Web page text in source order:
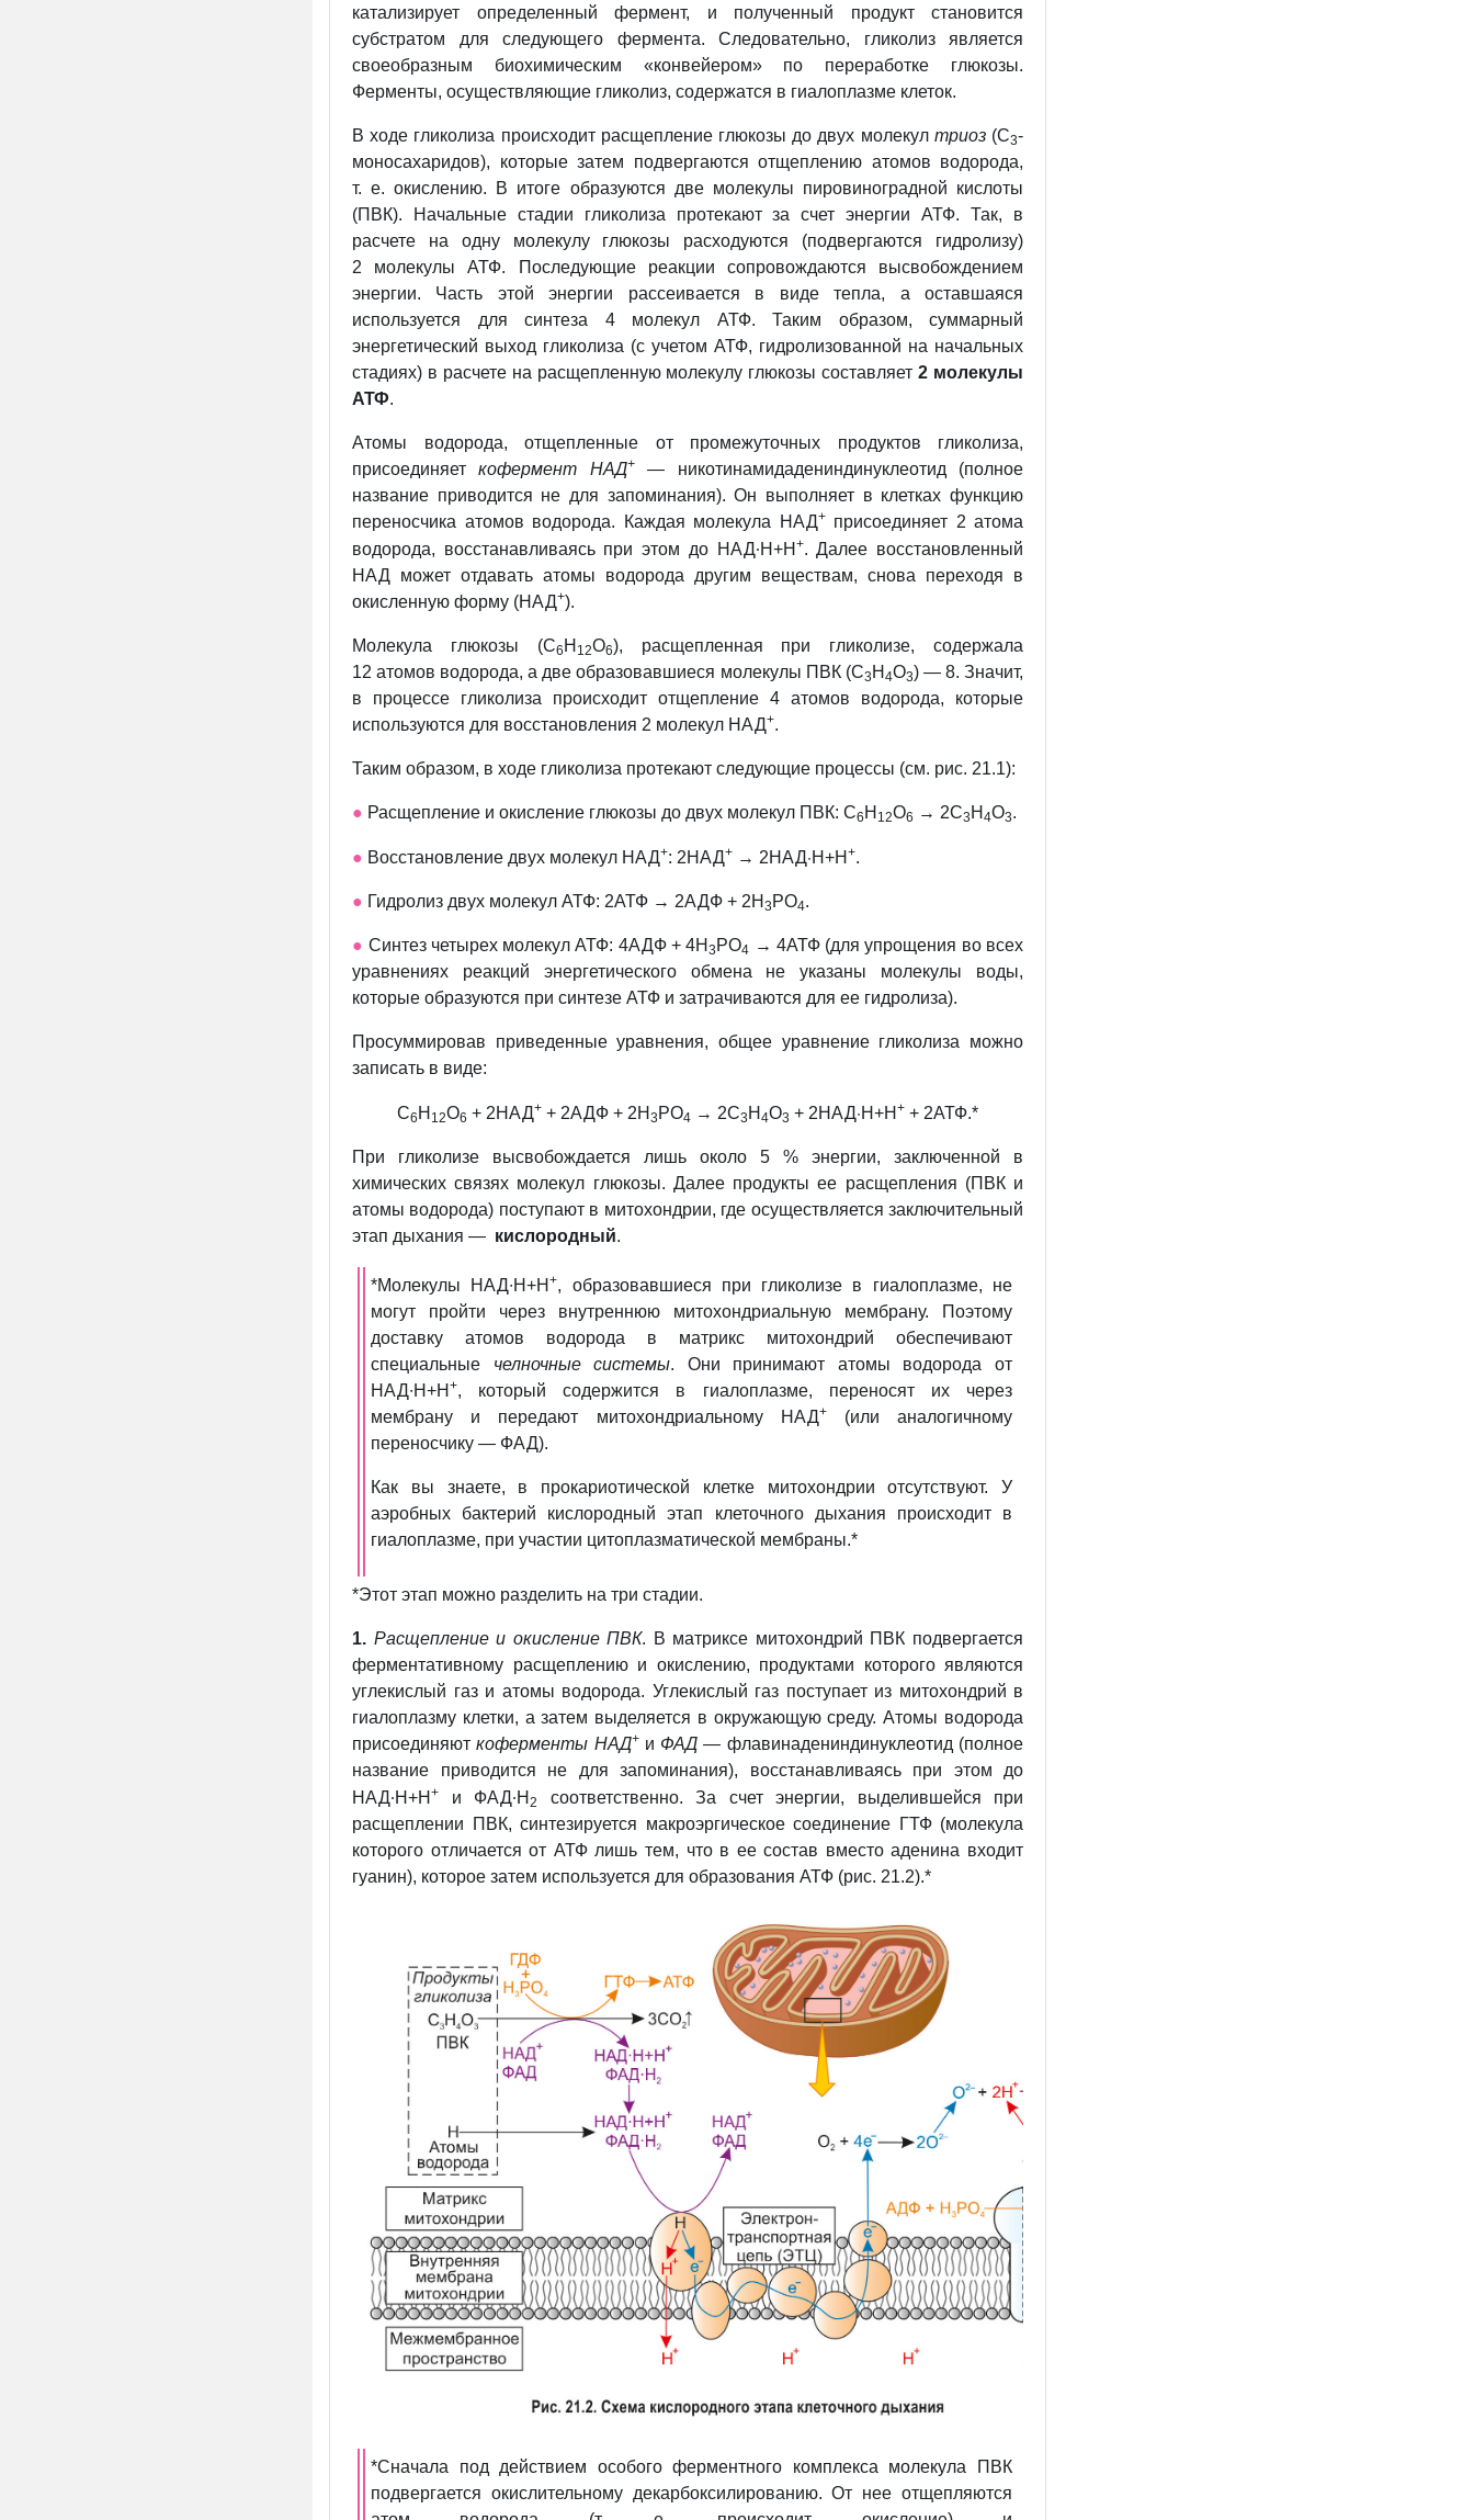
катализирует определенный фермент, и полученный продукт становится
субстратом для следующего фермента. Следовательно, гликолиз является
своеобразным биохимическим «конвейером» по переработке глюкозы.
Ферменты, осуществляющие гликолиз, содержатся в гиалоплазме клеток.
В ходе гликолиза происходит расщепление глюкозы до двух молекул триоз(С3-
моносахаридов), которые затем подвергаются отщеплению атомов водорода,
т. е. окислению. В итоге образуются две молекулы пировиноградной кислоты
(ПВК). Начальные стадии гликолиза протекают за счет энергии АТФ. Так, в
расчете на одну молекулу глюкозы расходуются (подвергаются гидролизу)
2 молекулы АТФ. Последующие реакции сопровождаются высвобождением
энергии. Часть этой энергии рассеивается в виде тепла, а оставшаяся
используется для синтеза 4 молекул АТФ. Таким образом, суммарный
энергетический выход гликолиза (с учетом АТФ, гидролизованной на начальных
стадиях) в расчете на расщепленную молекулу глюкозы составляет2 молекулы
АТФ.
Атомы водорода, отщепленные от промежуточных продуктов гликолиза,
присоединяеткофермент НАД+— никотинамидадениндинуклеотид (полное
название приводится не для запоминания). Он выполняет в клетках функцию
переносчика атомов водорода. Каждая молекула НАД+присоединяет 2 атома
водорода, восстанавливаясь при этом доНАД∙Н+Н +. Далее восстановленный
НАД может отдавать атомы водорода другим веществам, снова переходя в
окисленную форму (НАД+).
Молекула глюкозы (С6 Н 12О6), расщепленная при гликолизе, содержала
12 атомов водорода, а две образовавшиеся молекулы ПВК (С3 Н 4О3) — 8. Значит,
в процессе гликолиза происходит отщепление 4 атомов водорода, которые
используются для восстановления 2 молекул НАД+.
Таким образом, в ходе гликолиза протекают следующие процессы (см. рис. 21.1):
● Расщепление и окисление глюкозы до двух молекул ПВК: C6 H 12O6 → 2C3 H 4O3.
● Восстановление двух молекул НАД+: 2НАД+ → 2НАД·Н+Н +.
● Гидролиз двух молекул АТФ: 2АТФ → 2АДФ + 2H 3 PO4.
● Синтез четырех молекул АТФ: 4АДФ + 4H3 PO4 → 4АТФ (для упрощения во всех
уравнениях реакций энергетического обмена не указаны молекулы воды,
которые образуются при синтезе АТФ и затрачиваются для ее гидролиза).
Просуммировав приведенные уравнения, общее уравнение гликолиза можно
записать в виде:
C6 H 12O6 + 2НАД+ + 2АДФ + 2H 3 PO4 → 2C3 H 4O3 + 2НАД·Н+Н + + 2АТФ.*
При гликолизе высвобождается лишь около 5 % энергии, заключенной в
химических связях молекул глюкозы. Далее продукты ее расщепления (ПВК и
атомы водорода) поступают в митохондрии, где осуществляется заключительный
этап дыхания — кислородный.
*Молекулы НАД∙Н+Н+, образовавшиеся при гликолизе в гиалоплазме, не
могут пройти через внутреннюю митохондриальную мембрану. Поэтому
доставку атомов водорода в матрикс митохондрий обеспечивают
специальные челночные системы. Они принимают атомы водорода от
НАД∙Н+Н +, который содержится в гиалоплазме, переносят их через
мембрану и передают митохондриальномуНАД+(или аналогичному
переносчику — ФАД).
Как вы знаете, в прокариотической клетке митохондрии отсутствуют. У
аэробных бактерий кислородный этап клеточного дыхания происходит в
гиалоплазме, при участии цитоплазматической мембраны.*
*Этот этап можно разделить на три стадии.
1. Расщепление и окисление ПВК. В матриксе митохондрий ПВК подвергается
ферментативному расщеплению и окислению, продуктами которого являются
углекислый газ и атомы водорода. Углекислый газ поступает из митохондрий в
гиалоплазму клетки, а затем выделяется в окружающую среду. Атомы водорода
присоединяюткоферменты НАД+и ФАД — флавинадениндинуклеотид (полное
название приводится не для запоминания), восстанавливаясь при этом до
НАД∙Н+Н + и ФАД∙Н 2
соответственно. За счет энергии, выделившейся при
расщеплении ПВК, синтезируется макроэргическое соединение ГТФ (молекула
которого отличается от АТФ лишь тем, что в ее состав вместо аденина входит
гуанин), которое затем используется для образования АТФ (рис. 21.2).*
*Сначала под действием особого ферментного комплекса молекула ПВК
подвергается окислительному декарбоксилированию. От нее отщепляются